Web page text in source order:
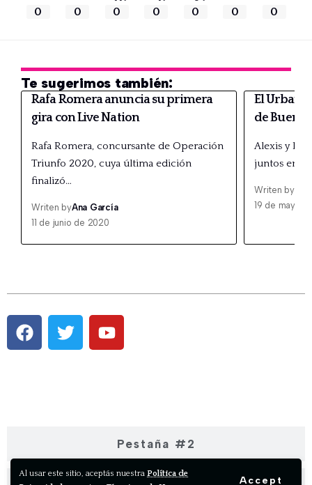
Al usar este sitio, aceptás nuestra Política de
Accept
0 0 0 0 0 0 0
Te sugerimos también:
Rafa Romera anuncia su primera
gira con Live Nation
Rafa Romera, concursante de Operación
Triunfo 2020, cuya última edición
finalizó…
Writen byAna García
11 de junio de 2020
El Urban
de
Alexis y
juntos en…
Writen by
19 de mayo
Pestaña #2